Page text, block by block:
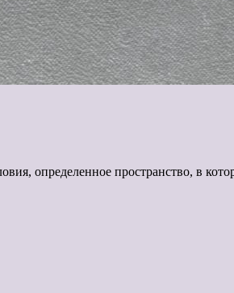
определенное пространство, в